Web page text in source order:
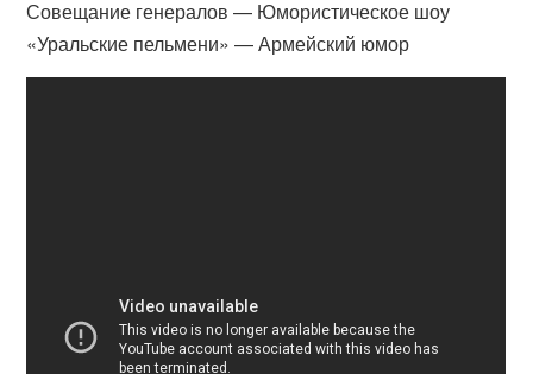
Совещание генералов — Юмористическое шоу
«Уральские пельмени» — Армейский юмор